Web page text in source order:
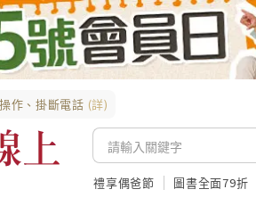
作、掛斷電話 (詳)
禮享偶爸節 圖書全面79折